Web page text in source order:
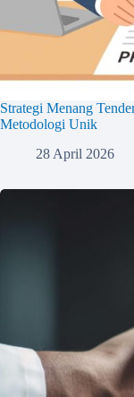
Strategi Menang
Metodologi Unik
28 April 2026